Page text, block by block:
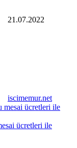
21.07.2022
iscimemur.net
ücretleri ile